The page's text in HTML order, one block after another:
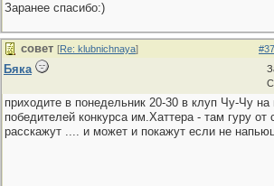
Заранее спасибо:)
совет [Re: klubnichnaya]
Бяка
приходите в понедельник 20-30 в клуп Чу-Чу на
победителей конкурса им.Хаттера - там гуру от
расскажут .... и может и покажут если не